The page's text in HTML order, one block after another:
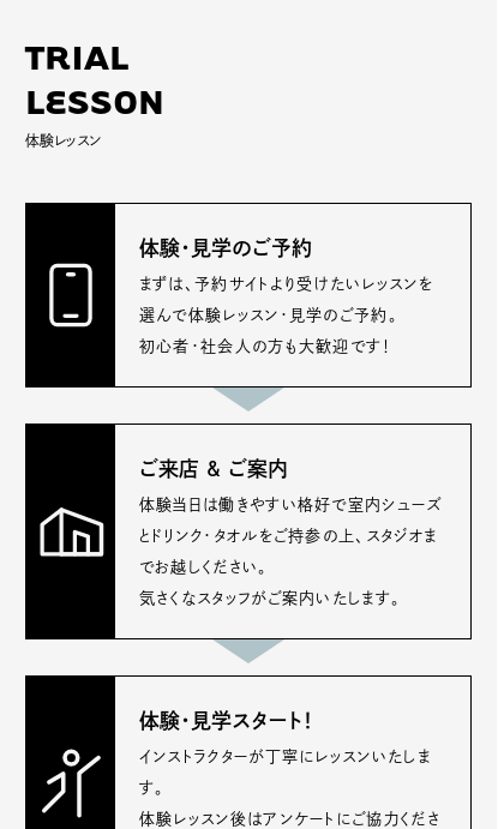
TRIAL
LESSON
体験レッスン
体験・見学のご予約
まずは、予約サイトより受けたいレッスンを
選んで体験レッスン・見学のご予約。
初心者・社会人の方も大歓迎です！
ご来店 & ご案内
体験当日は働きやすい格好で室内シューズ
とドリンク・タオルをご持参の上、スタジオま
でお越しください。
気さくなスタッフがご案内いたします。
体験・見学スタート！
インストラクターが丁寧にレッスンいたしま
す。
体験レッスン後はアンケートにご協力くださ